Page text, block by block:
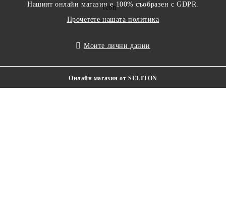
Нашият онлайн магазин е 100% съобразен с GDPR.
Прочетете нашата политика
Моите лични данни
Онлайн магазин от SELITON